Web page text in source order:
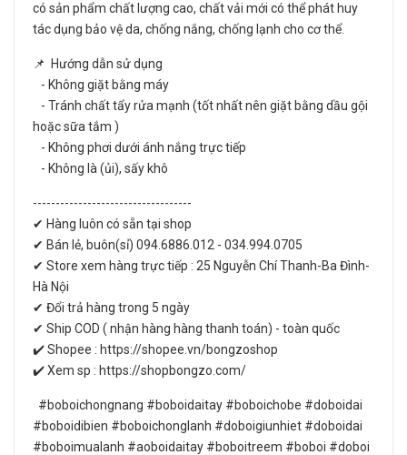
có sản phẩm chất lượng cao, chất vải mới có thể phát huy
tác dụng bảo vệ da, chống nắng, chống lạnh cho cơ thể.
📌 Hướng dẫn sử dụng
- Không giặt bằng máy
- Tránh chất tẩy rửa mạnh (tốt nhất nên giặt bằng dầu gội
hoặc sữa tắm )
- Không phơi dưới ánh nắng trực tiếp
- Không là (ủi), sấy khô
-----------------------------------
✔ Hàng luôn có sẵn tại shop
✔ Bán lẻ, buôn(sỉ) 094.6886.012 - 034.994.0705
✔ Store xem hàng trực tiếp : 25 Nguyễn Chí Thanh-Ba Đình-
Hà Nội
✔ Đổi trả hàng trong 5 ngày
✔ Ship COD ( nhận hàng hàng thanh toán) - toàn quốc
✔️ Shopee : https://shopee.vn/bongzoshop
✔️ Xem sp : https://shopbongzo.com/
#boboichongnang #boboidaitay #boboichobe #doboidai
#boboidibien #boboichonglanh #doboigiunhiet #doboidai
#boboimualanh #aoboidaitay #boboitreem #boboi #doboi